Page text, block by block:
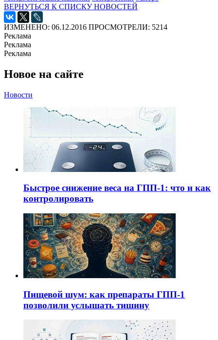
ВЕРНУТЬСЯ К СПИСКУ НОВОСТЕЙ
ИЗМЕНЕНО: 06.12.2016 ПРОСМОТРЕЛИ: 5214
Реклама
Реклама
Реклама
Новое на сайте
Новости
Быстрое снижение веса на ГПП-1: что и как
контролировать
Пищевой шум: как препараты ГПП-1
позволили услышать тишину